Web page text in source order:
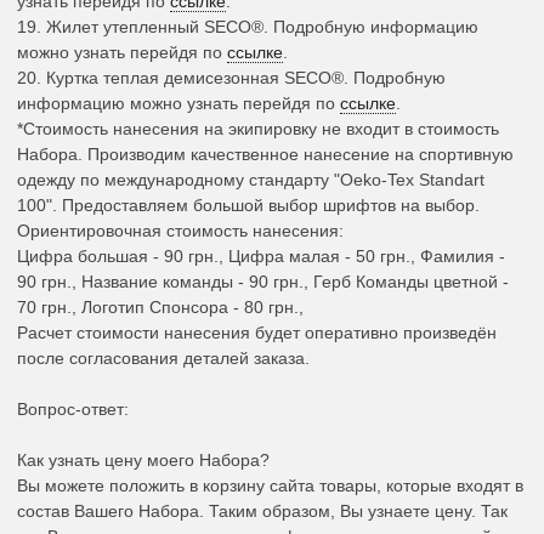
19. Жилет утепленный SECO®. Подробную информацию
можно узнать перейдя по ссылке.
20. Куртка теплая демисезонная SECO®. Подробную
информацию можно узнать перейдя по ссылке.
*Стоимость нанесения на экипировку не входит в стоимость
Набора. Производим качественное нанесение на спортивную
одежду по международному стандарту "Oeko-Tex Standart
100". Предоставляем большой выбор шрифтов на выбор.
Ориентировочная стоимость нанесения:
Цифра большая - 90 грн., Цифра малая - 50 грн., Фамилия -
90 грн., Название команды - 90 грн., Герб Команды цветной -
70 грн., Логотип Спонсора - 80 грн.,
Расчет стоимости нанесения будет оперативно произведён
после согласования деталей заказа.
Вопрос-ответ:
Как узнать цену моего Набора?
Вы можете положить в корзину сайта товары, которые входят в
состав Вашего Набора. Таким образом, Вы узнаете цену. Так